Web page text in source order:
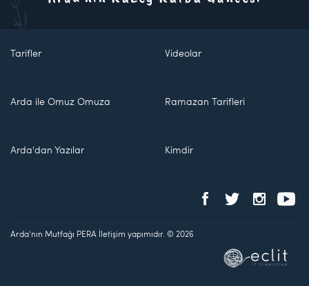
Tarifler Videolar
Arda ile Omuz Omuza Ramazan Tarifleri
Arda'dan Yazılar Kimdir
Arda'nın Mutfağı PERA İletişim yapımıdır. © 2026